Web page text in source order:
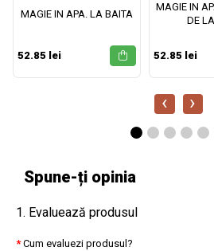
MAGIE IN APA. LA BAITA
52.85 lei
MAGIE IN
DE
52.85 lei
‹ ›
Spune-ți opinia
1. Evaluează produsul
Cum evaluezi produsul?